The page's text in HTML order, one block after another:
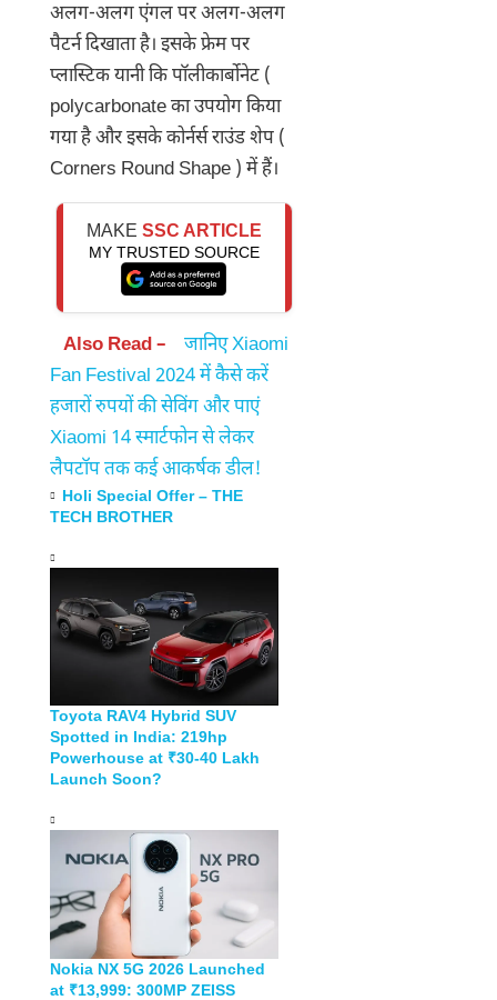
अलग-अलग एंगल पर अलग-अलग
पैटर्न दिखाता है। इसके फ्रेम पर
प्लास्टिक यानी कि पॉलीकार्बोनेट (
polycarbonate का उपयोग किया
गया है और इसके कोर्नर्स राउंड शेप (
Corners Round Shape ) में हैं।
MAKE SSC ARTICLE
MY TRUSTED SOURCE
Also Read –
जानिए Xiaomi
Fan Festival 2024 में कैसे करें
हजारों रुपयों की सेविंग और पाएं
Xiaomi 14 स्मार्टफोन से लेकर
लैपटॉप तक कई आकर्षक डील!
Holi Special Offer – THE
TECH BROTHER
Toyota RAV4 Hybrid SUV
Spotted in India: 219hp
Powerhouse at ₹30-40 Lakh
Launch Soon?
Nokia NX 5G 2026 Launched
at ₹13,999: 300MP ZEISS